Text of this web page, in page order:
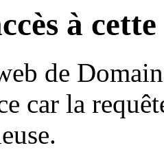
à
de
car la